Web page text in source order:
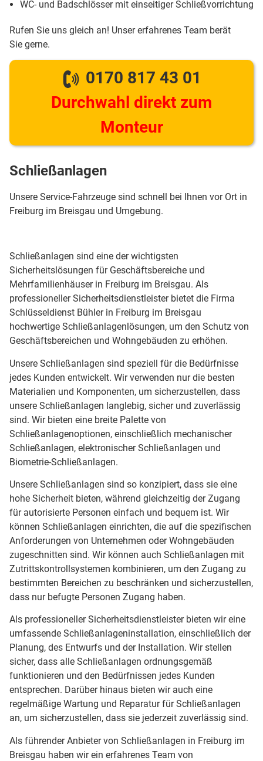
WC- und Badschlösser mit einseitiger Schließvorrichtung
Rufen Sie uns gleich an! Unser erfahrenes Team berät
Sie gerne.
0170 817 43 01
Durchwahl direkt zum
Monteur
Schließanlagen
Unsere Service-Fahrzeuge sind schnell bei Ihnen vor Ort in
Freiburg im Breisgau und Umgebung.
Schließanlagen sind eine der wichtigsten
Sicherheitslösungen für Geschäftsbereiche und
Mehrfamilienhäuser in Freiburg im Breisgau. Als
professioneller Sicherheitsdienstleister bietet die Firma
Schlüsseldienst Bühler in Freiburg im Breisgau
hochwertige Schließanlagenlösungen, um den Schutz von
Geschäftsbereichen und Wohngebäuden zu erhöhen.
Unsere Schließanlagen sind speziell für die Bedürfnisse
jedes Kunden entwickelt. Wir verwenden nur die besten
Materialien und Komponenten, um sicherzustellen, dass
unsere Schließanlagen langlebig, sicher und zuverlässig
sind. Wir bieten eine breite Palette von
Schließanlagenoptionen, einschließlich mechanischer
Schließanlagen, elektronischer Schließanlagen und
Biometrie-Schließanlagen.
Unsere Schließanlagen sind so konzipiert, dass sie eine
hohe Sicherheit bieten, während gleichzeitig der Zugang
für autorisierte Personen einfach und bequem ist. Wir
können Schließanlagen einrichten, die auf die spezifischen
Anforderungen von Unternehmen oder Wohngebäuden
zugeschnitten sind. Wir können auch Schließanlagen mit
Zutrittskontrollsystemen kombinieren, um den Zugang zu
bestimmten Bereichen zu beschränken und sicherzustellen,
dass nur befugte Personen Zugang haben.
Als professioneller Sicherheitsdienstleister bieten wir eine
umfassende Schließanlageninstallation, einschließlich der
Planung, des Entwurfs und der Installation. Wir stellen
sicher, dass alle Schließanlagen ordnungsgemäß
funktionieren und den Bedürfnissen jedes Kunden
entsprechen. Darüber hinaus bieten wir auch eine
regelmäßige Wartung und Reparatur für Schließanlagen
an, um sicherzustellen, dass sie jederzeit zuverlässig sind.
Als führender Anbieter von Schließanlagen in Freiburg im
Breisgau haben wir ein erfahrenes Team von